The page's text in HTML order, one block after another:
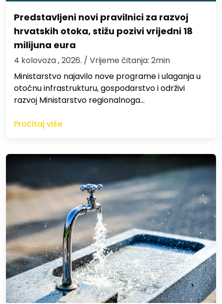
Predstavljeni novi pravilnici za razvoj
hrvatskih otoka, stižu pozivi vrijedni 18
milijuna eura
4 kolovoza , 2026. / Vrijeme čitanja: 2min
Ministarstvo najavilo nove programe i ulaganja u
otočnu infrastrukturu, gospodarstvo i održivi
razvoj Ministarstvo regionalnoga…
Pročitaj više